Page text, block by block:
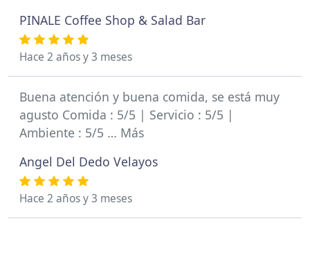
PINALE Coffee Shop & Salad Bar
Hace 2 años y 3 meses
Buena atención y buena comida, se está muy
agusto Comida : 5/5 | Servicio : 5/5 |
Ambiente : 5/5 … Más
Angel Del Dedo Velayos
Hace 2 años y 3 meses